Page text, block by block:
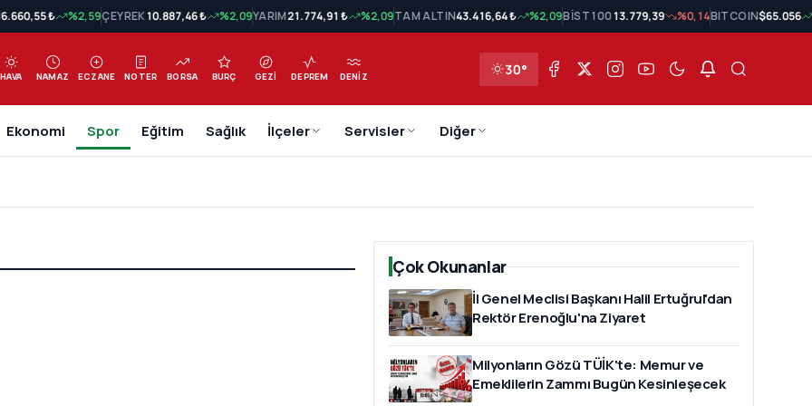
6.660,55 ₺ %2,59ÇEYREK10.887,46 ₺ %2,09YARIM21.774,91 ₺ %2,09TAM ALTIN43.416,64 ₺ %2,09BİST 10013.779,39 %0,14BITCOIN$65.056
HAVA NAMAZ ECZANE NOTER BORSA BURÇ GEZI DEPREM DENIZ 30°
Ekonomi Spor Eğitim Sağlık İlçeler Servisler Diğer
Çok Okunanlar
İl Genel Meclisi Başkanı Halil Ertuğrul'dan
Rektör Erenoğlu'na Ziyaret
Milyonların Gözü TÜİK'te: Memur ve
Emeklilerin Zammı Bugün Kesinleşecek